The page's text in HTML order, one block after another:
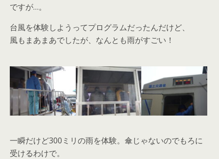
ですが…。
台風を体験しようってプログラムだったんだけど、
風もまあまあでしたが、なんとも雨がすごい！
一瞬だけど300ミリの雨を体験。傘じゃないのでもろに
受けるわけで。